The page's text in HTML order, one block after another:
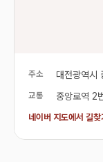
주소 대전광역시
교통 중앙로역 2
네이버 지도에서 길